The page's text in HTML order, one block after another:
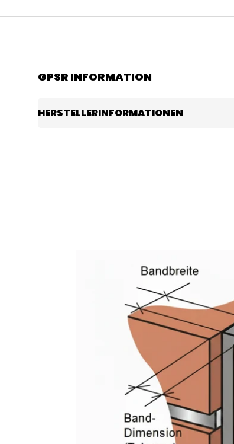
GPSR INFORMATION
HERSTELLERINFORMATIONEN